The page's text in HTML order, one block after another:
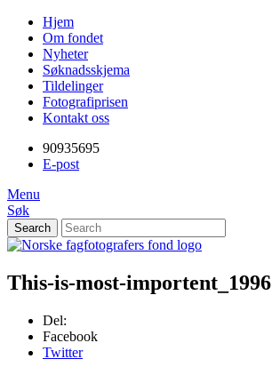
innholdet
Forstørre
skrift
Hold
Ctrl-
tasten
trykk
+
for
forstørre
-
for
forminske.
Mac:
Skip
content
Hjem
Om fondet
Nyheter
Søknadsskjema
Tildelinger
Fotografiprisen
Kontakt oss
90935695
E-post
Menu
Søk
Search
Norske
fagfotografers
fond
This-is-most-importent_1996
Del:
Facebook
Twitter